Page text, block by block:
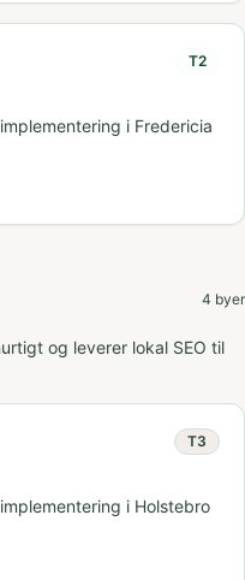
T2
i Fredericia
4 byer
og leverer lokal SEO til
T3
i Holstebro